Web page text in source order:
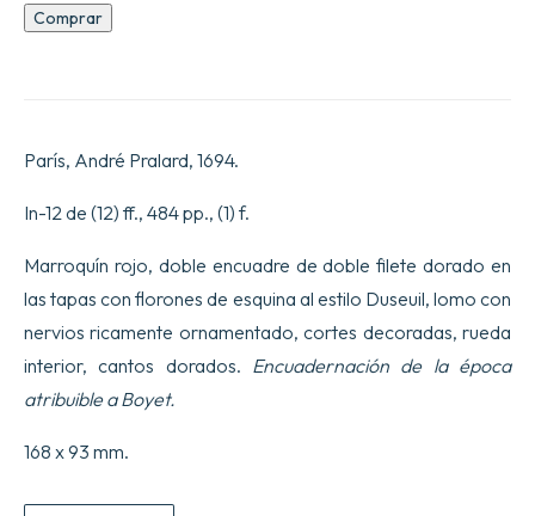
La
Vie
obligations
ceux
dans
le
mariage.
cantidad
Comprar
París, André Pralard, 1694.
In-12 de (12) ff., 484 pp., (1) f.
Marroquín rojo, doble encuadre de doble filete dorado en
las tapas con florones de esquina al estilo Duseuil, lomo con
nervios ricamente ornamentado, cortes decoradas, rueda
interior, cantos dorados. Encuadernación de la época
atribuible a Boyet.
168 x 93 mm.